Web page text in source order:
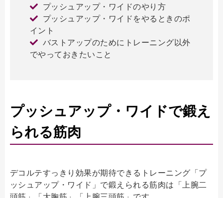
プッシュアップ・ワイドのやり方
プッシュアップ・ワイドをやるときのポ
イント
バストアップのためにトレーニング以外
でやっておきたいこと
プッシュアップ・ワイドで鍛え
られる筋肉
デコルテすっきり効果が期待できるトレーニング「プ
ッシュアップ・ワイド」で鍛えられる筋肉は「上腕二